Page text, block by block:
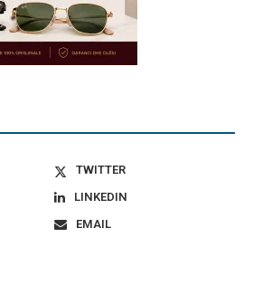
TWITTER
LINKEDIN
EMAIL